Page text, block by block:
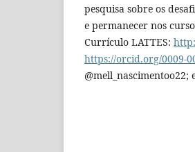
pesquisa sobre os
e permanecer nos
Currículo LATTES:
https://orcid.org/0009-
@mell_nascimentoo22;